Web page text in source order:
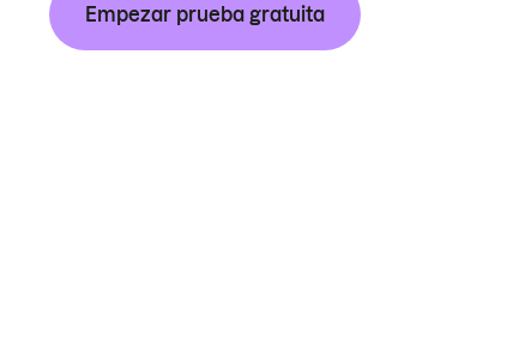
Empezar prueba gratuita